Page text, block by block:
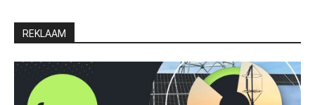
REKLAAM